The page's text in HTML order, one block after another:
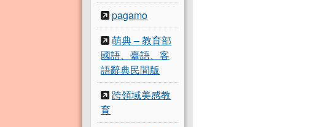
pagamo
萌典 – 教育部
國語、臺語、客
語辭典民間版
跨領域美感教
育